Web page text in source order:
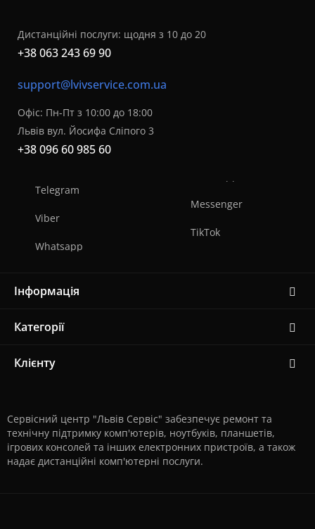
Дистанційні послуги: щодня з 10 до 20
+38 063 243 69 90
support@lvivservice.com.ua
Офіс: Пн-Пт з 10:00 до 18:00
Львів вул. Йосифа Сліпого 3
+38 096 60 985 60
Telegram
Viber
Whatsapp
Messenger
TikTok
Інформація
Категорії
Клієнту
Сервісний центр "Львів Сервіс" забезпечує ремонт та
технічну підтримку комп'ютерів, ноутбуків, планшетів,
ігрових консолей та інших електронних пристроїв, а також
надає дистанційні комп'ютерні послуги.